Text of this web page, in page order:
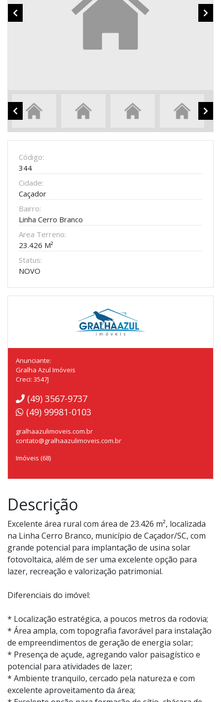
Código:
344
Cidade:
Caçador
Bairro:
Linha Cerro Branco
Area Terreno:
23.426 M²
Status:
NOVO
Anunciante:
Gralha Azul Imóveis
Creci: 3547J
(49) 3567-9737
(49) 99981-0103
gralhaazulimoveis.com.br
contato@gralhaazulimoveis.com.br
Imóveis (68)
Descrição
Excelente área rural com área de 23.426 m², localizada
na Linha Cerro Branco, município de Caçador/SC, com
grande potencial para implantação de usina solar
fotovoltaica, além de ser uma excelente opção para
lazer, recreação e valorização patrimonial.
Diferenciais do imóvel:
* Localização estratégica, a poucos metros da rodovia;
* Área ampla, com topografia favorável para instalação
de empreendimentos de geração de energia solar;
* Presença de açude, agregando valor paisagístico e
potencial para atividades de lazer;
* Ambiente tranquilo, cercado pela natureza e com
excelente aproveitamento da área;